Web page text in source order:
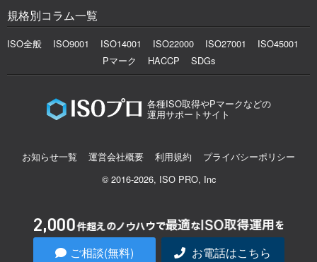
規格別コラム一覧
ISO全般 ISO9001 ISO14001 ISO22000 ISO27001
ISO45001
Pマーク
HACCP SDGs
各種ISO取得やPマークなどの
運用サポートサイト
お知らせ一覧 運営会社概要 利用規約
プライバシーポリシー
© 2016-2026, ISO PRO, Inc
ご相談(無料) お電話はこちら